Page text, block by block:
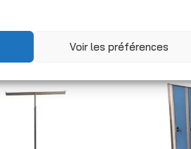
Voir les préférences